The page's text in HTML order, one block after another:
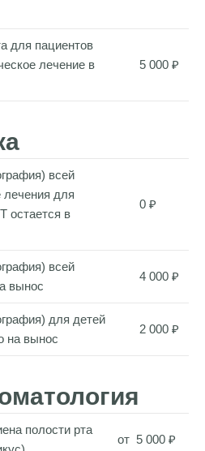
для пациентов
лечение в
5 000 ₽
всей
лечения для
остается в
0 ₽
всей
вынос
4 000 ₽
для детей
на вынос
2 000 ₽
полости рта
от 5 000 ₽